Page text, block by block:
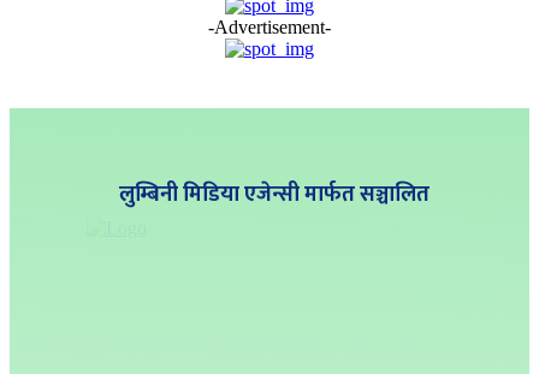
-Advertisement-
लुम्बिनी मिडिया एजेन्सी मार्फत सञ्चालित